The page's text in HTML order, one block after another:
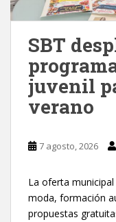
SBT
juvenil
verano
7 agosto, 2026
La oferta
moda, formación
propuestas